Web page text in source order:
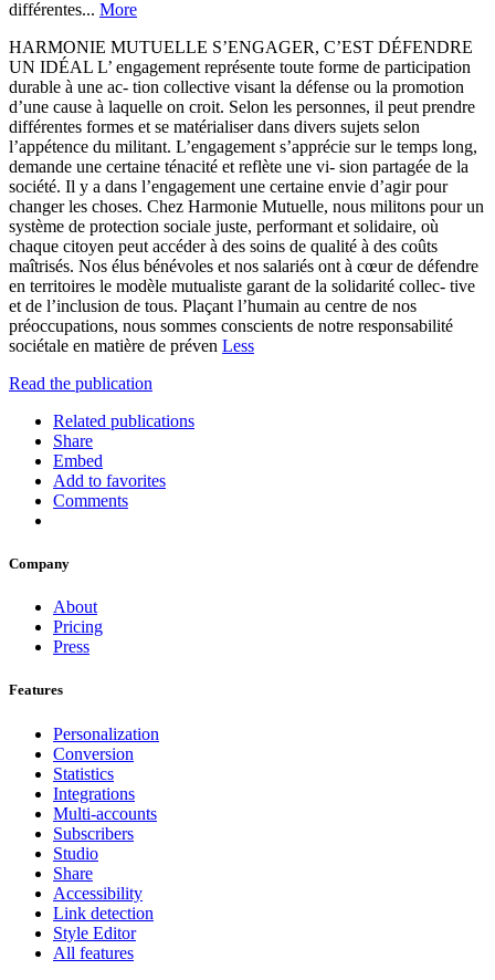
différentes... More
HARMONIE MUTUELLE S’ENGAGER, C’EST DÉFENDRE
UN IDÉAL L’ engagement représente toute forme de participation
durable à une ac- tion collective visant la défense ou la promotion
d’une cause à laquelle on croit. Selon les personnes, il peut prendre
différentes formes et se matérialiser dans divers sujets selon
l’appétence du militant. L’engagement s’apprécie sur le temps long,
demande une certaine ténacité et reflète une vi- sion partagée de la
société. Il y a dans l’engagement une certaine envie d’agir pour
changer les choses. Chez Harmonie Mutuelle, nous militons pour un
système de protection sociale juste, performant et solidaire, où
chaque citoyen peut accéder à des soins de qualité à des coûts
maîtrisés. Nos élus bénévoles et nos salariés ont à cœur de défendre
en territoires le modèle mutualiste garant de la solidarité collec- tive
et de l’inclusion de tous. Plaçant l’humain au centre de nos
préoccupations, nous sommes conscients de notre responsabilité
sociétale en matière de préven Less
Read the publication
Related publications
Share
Embed
Add to favorites
Comments
Company
About
Pricing
Press
Features
Personalization
Conversion
Statistics
Integrations
Multi-accounts
Subscribers
Studio
Share
Accessibility
Link detection
Style Editor
All features